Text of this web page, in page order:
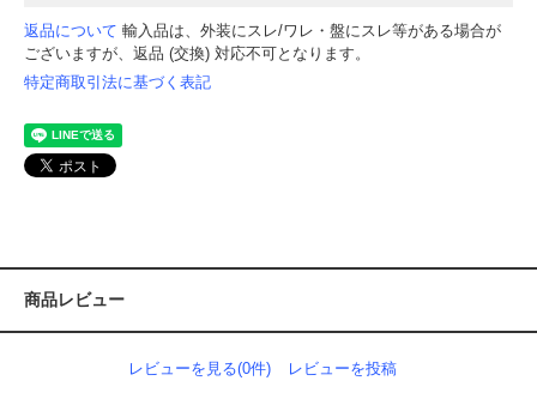
返品について 輸入品は、外装にスレ/ワレ・盤にスレ等がある場合が
ございますが、返品 (交換) 対応不可となります。
特定商取引法に基づく表記
商品レビュー
レビューを見る(0件) レビューを投稿